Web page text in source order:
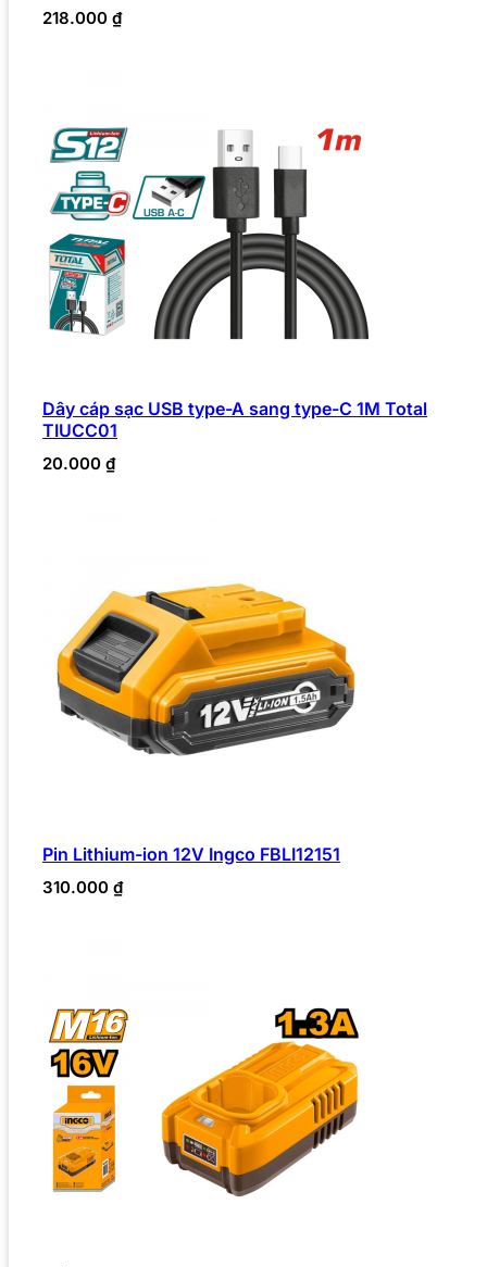
218.000 ₫
Dây cáp sạc USB type-A sang type-C 1M Total
TIUCC01
20.000 ₫
Pin Lithium-ion 12V Ingco FBLI12151
310.000 ₫